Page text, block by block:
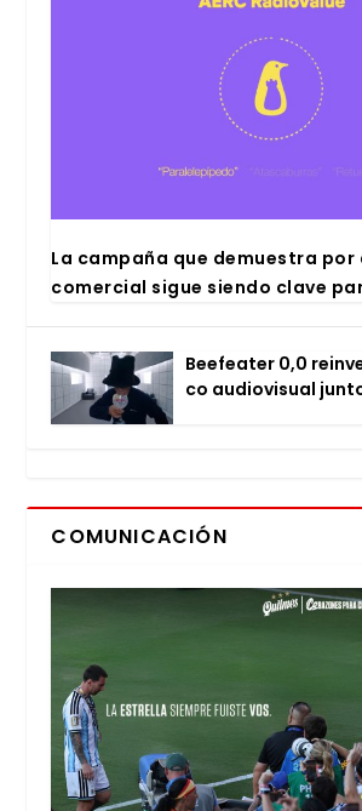
La cam­pa­ña que demues­tra por
comer­cial sigue sien­do cla­ve
Bee­fea­ter 0,0
co audio­vi­sual
COMUNICACIÓN